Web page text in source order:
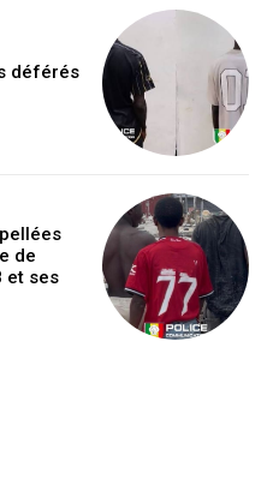
déférés
de
et ses